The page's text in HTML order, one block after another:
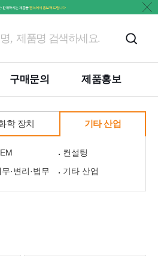
구매문의 제품홍보
학 장치 기타 산업
컨설팅
·변리·법무 기타 산업